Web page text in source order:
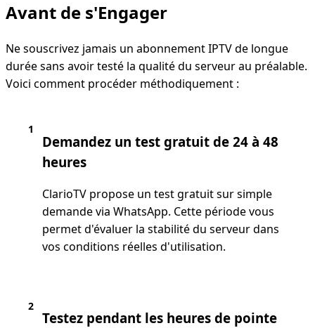
Avant de s'Engager
Ne souscrivez jamais un abonnement IPTV de longue
durée sans avoir testé la qualité du serveur au préalable.
Voici comment procéder méthodiquement :
1
Demandez un test gratuit de 24 à 48
heures
ClarioTV propose un test gratuit sur simple
demande via WhatsApp. Cette période vous
permet d'évaluer la stabilité du serveur dans
vos conditions réelles d'utilisation.
2
Testez pendant les heures de pointe